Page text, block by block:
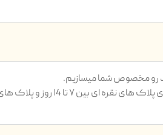
رو مخصوص شما میسازیم.
طلایی بین ۱۴ تا ۲4 روز ( به دلیل آبکاری طلایی)